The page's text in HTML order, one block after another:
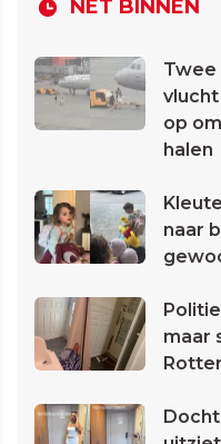
NET BINNEN
Twee
op
halen
naar
maar